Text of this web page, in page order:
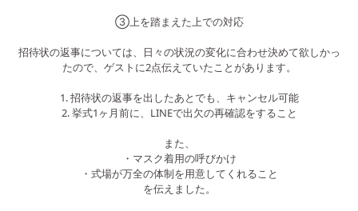
③上を踏まえた上での対応
招待状の返事については、日々の状況の変化に合わせ決めて欲しかっ
たので、ゲストに2点伝えていたことがあります。
1. 招待状の返事を出したあとでも、キャンセル可能
2. 挙式1ヶ月前に、LINEで出欠の再確認をすること
また、
・マスク着用の呼びかけ
・式場が万全の体制を用意してくれること
を伝えました。